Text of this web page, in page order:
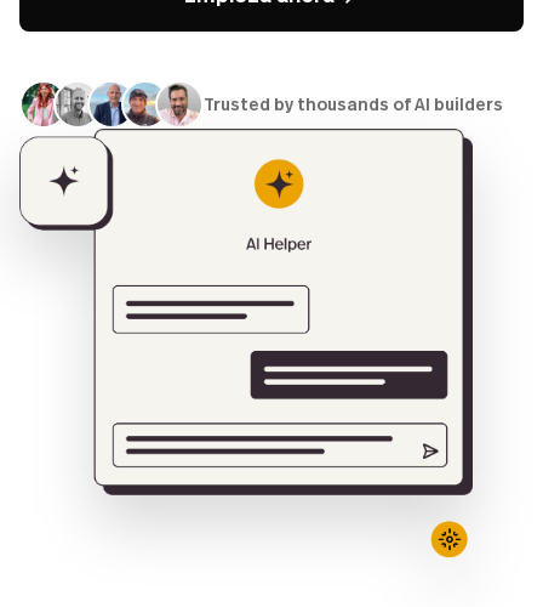
Trusted by thousands of AI builders